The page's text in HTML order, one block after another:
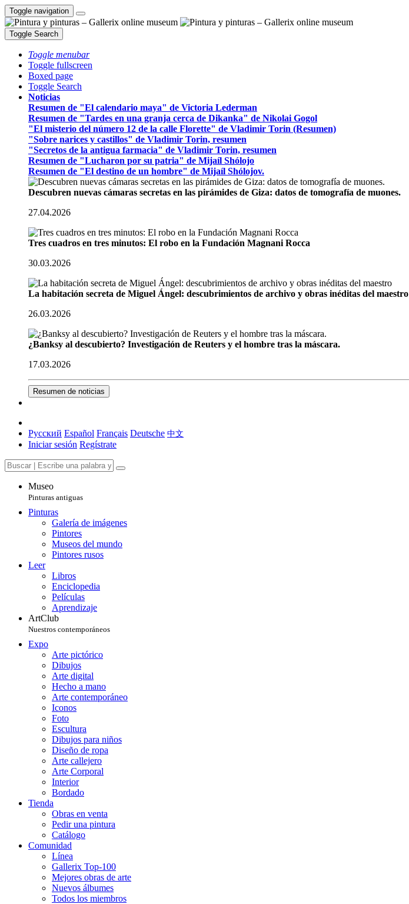
Toggle navigation
Toggle Search
Toggle menubar
Toggle fullscreen
Boxed page
Toggle Search
Noticias
Resumen de "El calendario maya" de Victoria Lederman
Resumen de "Tardes en una granja cerca de Dikanka" de Nikolai Gogol
"El misterio del número 12 de la calle Florette" de Vladimir Torin (Resumen)
"Sobre narices y castillos" de Vladimir Torin, resumen
"Secretos de la antigua farmacia" de Vladimir Torin, resumen
Resumen de "Lucharon por su patria" de Mijaíl Shólojo
Resumen de "El destino de un hombre" de Mijaíl Shólojov.
Descubren nuevas cámaras secretas en las pirámides de Giza: datos de tomografía de muones.
27.04.2026
Tres cuadros en tres minutos: El robo en la Fundación Magnani Rocca
30.03.2026
La habitación secreta de Miguel Ángel: descubrimientos de archivo y obras inéditas del maestro
26.03.2026
¿Banksy al descubierto? Investigación de Reuters y el hombre tras la máscara.
17.03.2026
Resumen de noticias
Русский Español Français Deutsche 中文
Iniciar sesión Regístrate
Museo
Pinturas antiguas
Pinturas
Galería de imágenes
Pintores
Museos del mundo
Pintores rusos
Leer
Libros
Enciclopedia
Películas
Aprendizaje
ArtClub
Nuestros contemporáneos
Expo
Arte pictórico
Dibujos
Arte digital
Hecho a mano
Arte contemporáneo
Iconos
Foto
Escultura
Dibujos para niños
Diseño de ropa
Arte callejero
Arte Corporal
Interior
Bordado
Tienda
Obras en venta
Pedir una pintura
Catálogo
Comunidad
Línea
Gallerix Top-100
Mejores obras de arte
Nuevos álbumes
Todos los miembros